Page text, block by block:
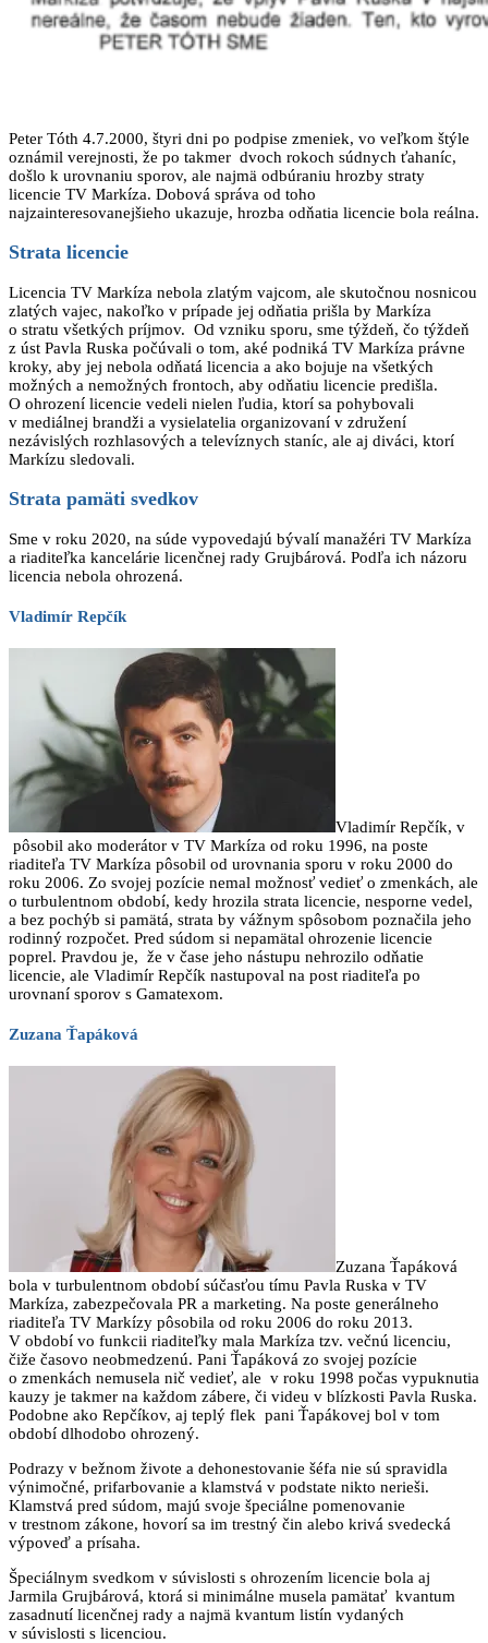
Peter Tóth 4.7.2000, štyri dni po podpise zmeniek, vo veľkom štýle
oznámil verejnosti, že po takmer dvoch rokoch súdnych ťahaníc,
došlo k urovnaniu sporov, ale najmä odbúraniu hrozby straty
licencie TV Markíza. Dobová správa od toho
najzainteresovanejšieho ukazuje, hrozba odňatia licencie bola reálna.
Strata licencie
Licencia TV Markíza nebola zlatým vajcom, ale skutočnou nosnicou
zlatých vajec, nakoľko v prípade jej odňatia prišla by Markíza
o stratu všetkých príjmov. Od vzniku sporu, sme týždeň, čo týždeň
z úst Pavla Ruska počúvali o tom, aké podniká TV Markíza právne
kroky, aby jej nebola odňatá licencia a ako bojuje na všetkých
možných a nemožných frontoch, aby odňatiu licencie predišla.
O ohrození licencie vedeli nielen ľudia, ktorí sa pohybovali
v mediálnej brandži a vysielatelia organizovaní v združení
nezávislých rozhlasových a televíznych staníc, ale aj diváci, ktorí
Markízu sledovali.
Strata pamäti svedkov
Sme v roku 2020, na súde vypovedajú bývalí manažéri TV Markíza
a riaditeľka kancelárie licenčnej rady Grujbárová. Podľa ich názoru
licencia nebola ohrozená.
Vladimír Repčík
Vladimír Repčík, v
pôsobil ako moderátor v TV Markíza od roku 1996, na poste
riaditeľa TV Markíza pôsobil od urovnania sporu v roku 2000 do
roku 2006. Zo svojej pozície nemal možnosť vedieť o zmenkách, ale
o turbulentnom období, kedy hrozila strata licencie, nesporne vedel,
a bez pochýb si pamätá, strata by vážnym spôsobom poznačila jeho
rodinný rozpočet. Pred súdom si nepamätal ohrozenie licencie
poprel. Pravdou je, že v čase jeho nástupu nehrozilo odňatie
licencie, ale Vladimír Repčík nastupoval na post riaditeľa po
urovnaní sporov s Gamatexom.
Zuzana Ťapáková
Zuzana Ťapáková
bola v turbulentnom období súčasťou tímu Pavla Ruska v TV
Markíza, zabezpečovala PR a marketing. Na poste generálneho
riaditeľa TV Markízy pôsobila od roku 2006 do roku 2013.
V období vo funkcii riaditeľky mala Markíza tzv. večnú licenciu,
čiže časovo neobmedzenú. Pani Ťapáková zo svojej pozície
o zmenkách nemusela nič vedieť, ale v roku 1998 počas vypuknutia
kauzy je takmer na každom zábere, či videu v blízkosti Pavla Ruska.
Podobne ako Repčíkov, aj teplý flek pani Ťapákovej bol v tom
období dlhodobo ohrozený.
Podrazy v bežnom živote a dehonestovanie šéfa nie sú spravidla
výnimočné, prifarbovanie a klamstvá v podstate nikto nerieši.
Klamstvá pred súdom, majú svoje špeciálne pomenovanie
v trestnom zákone, hovorí sa im trestný čin alebo krivá svedecká
výpoveď a prísaha.
Špeciálnym svedkom v súvislosti s ohrozením licencie bola aj
Jarmila Grujbárová, ktorá si minimálne musela pamätať kvantum
zasadnutí licenčnej rady a najmä kvantum listín vydaných
v súvislosti s licenciou.